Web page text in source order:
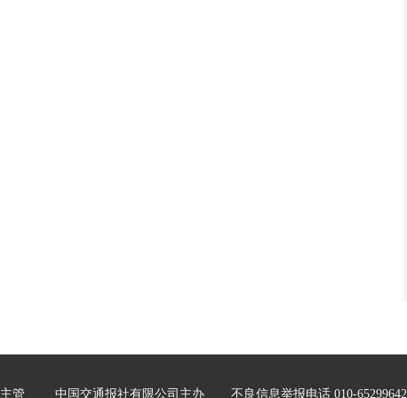
管 中国交通报社有限公司主办 不良信息举报电话 010-65299642